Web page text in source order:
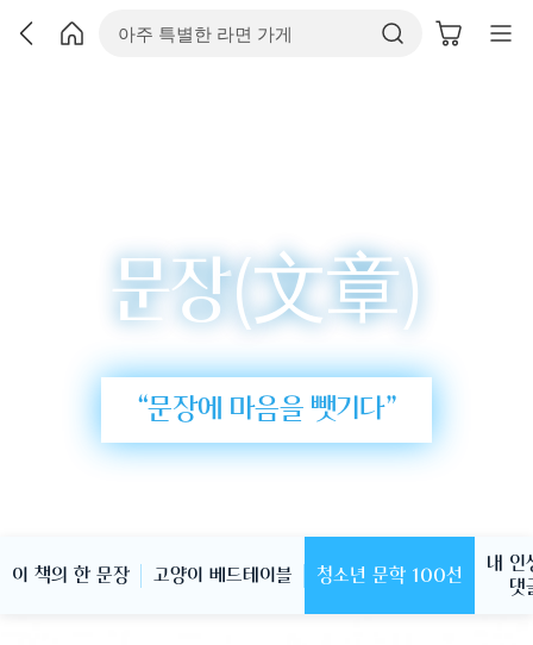
문장(文章)
“문장에 마음을 뺏기다”
이 책의 한 문장 고양이 베드테이블 청소년 문학 100선
내 인
댓